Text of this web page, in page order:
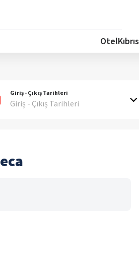
OtelKıbrıs
Giriş - Çıkış Tarihleri
Giriş - Çıkış Tarihleri